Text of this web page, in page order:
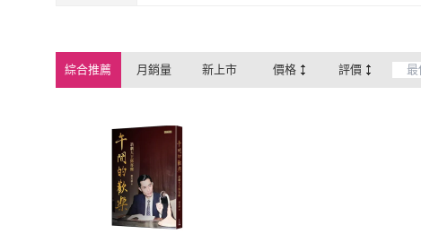
綜合推薦 月銷量 新上市 價格 評價